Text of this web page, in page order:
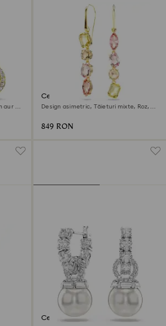
aur de
Cercei cu drop Gema
Design asimetric, Tăieturi mixte, Roz,
849 RON
Cercei cu drop Matrix